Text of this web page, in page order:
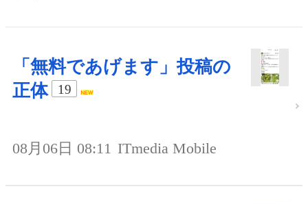
「無料であげます」投稿の
正体
19
08月06日 08:11 ITmedia Mobile